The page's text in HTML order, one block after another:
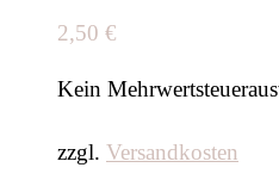
2,50 €
Kein
zzgl. Versandkosten